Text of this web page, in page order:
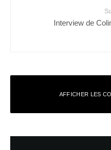
Interview de
AFFICHER LES